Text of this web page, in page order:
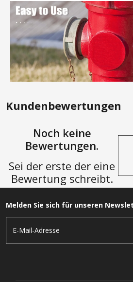
Kundenbewertungen
Noch keine
Bewertungen.
Sei der erste der eine
Bewertung schreibt.
Melden Sie sich für unseren